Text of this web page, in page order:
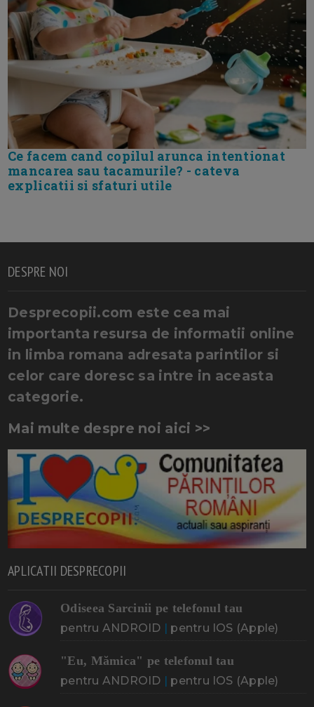
Ce facem cand copilul arunca intentionat
mancarea sau tacamurile? - cateva
explicatii si sfaturi utile
DESPRE NOI
Desprecopii.com este cea mai
importanta resursa de informatii online
in limba romana adresata parintilor si
celor care doresc sa intre in aceasta
categorie.
Mai multe despre noi aici >>
APLICATII DESPRECOPII
Odiseea Sarcinii pe telefonul tau
pentru ANDROID pentru IOS (Apple)
"Eu, Mămica" pe telefonul tau
pentru ANDROID pentru IOS (Apple)